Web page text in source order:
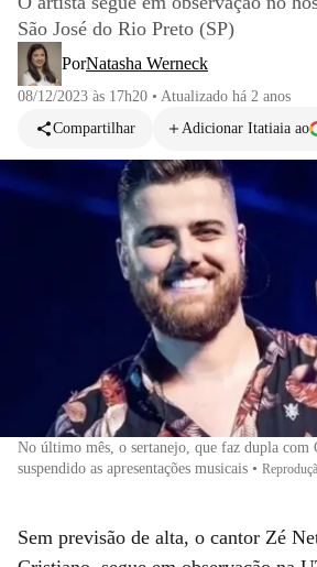
São José do Rio Preto (SP)
PorNatasha Werneck
08/12/2023 às 17h20 • Atualizado há 2 anos
Compartilhar
Adicionar Itatiaia ao
No último mês, o sertanejo, que faz dupla com
suspendido as apresentações musicais •
Sem previsão de alta, o cantor Zé